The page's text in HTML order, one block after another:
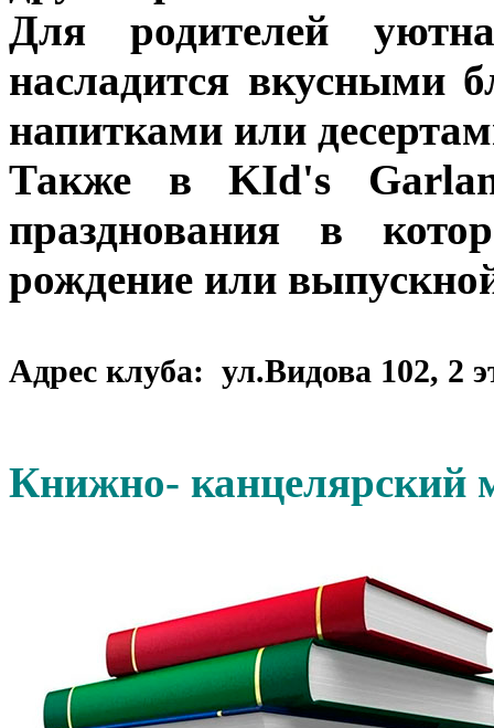
Для родителей
насладится вкусными
напитками или
Также в KId's
празднования в
рождение или
Адрес клуба: ул.Видова 102, 2
Книжно- канцелярский